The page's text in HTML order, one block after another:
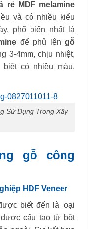
rẻ MDF melamine
và có nhiều kiểu
phổ biến nhất là
để phủ lêngỗ
3-4mm, chịu nhiệt,
có nhiều màu,
Sử Dụng Trong Xây
gỗ công
HDF Veneer
biết đến là loại
được cấu tạo từ bột